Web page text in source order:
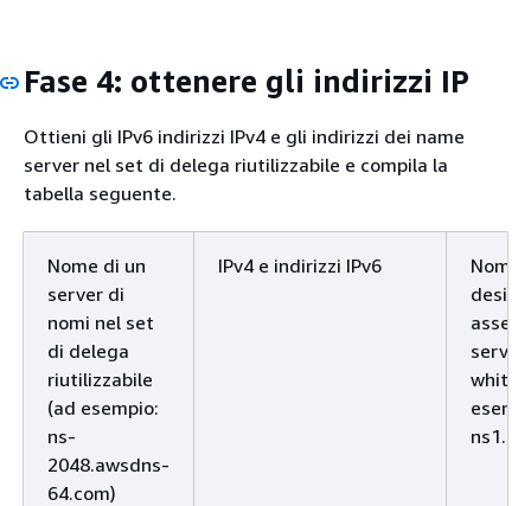
Fase 4: ottenere gli indirizzi IP
Ottieni gli IPv6 indirizzi IPv4 e gli indirizzi dei name
server nel set di delega riutilizzabile e compila la
tabella seguente.
Nome di un
server di
nomi nel set
di delega
riutilizzabile
(ad esempio:
ns-
2048.awsdns-
64.com)
IPv4 e indirizzi IPv6
Nome
white